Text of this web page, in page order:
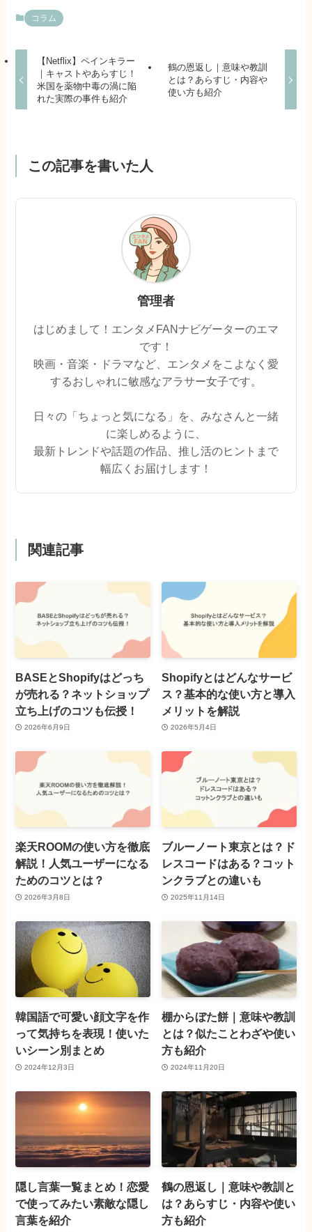
コラム
【Netflix】ペインキラー
｜キャストやあらすじ！
米国を薬物中毒の渦に陥
れた実際の事件も紹介
鶴の恩返し｜意味や教訓
とは？あらすじ・内容や
使い方も紹介
この記事を書いた人
管理者
はじめまして！エンタメFANナビゲーターのエマ
です！
映画・音楽・ドラマなど、エンタメをこよなく愛
するおしゃれに敏感なアラサー女子です。
日々の「ちょっと気になる」を、みなさんと一緒
に楽しめるように、
最新トレンドや話題の作品、推し活のヒントまで
幅広くお届けします！
関連記事
BASEとShopifyはどっち
が売れる？ネットショップ
立ち上げのコツも伝授！
2026年6月9日
Shopifyとはどんなサービ
ス？基本的な使い方と導入
メリットを解説
2026年5月4日
楽天ROOMの使い方を徹底
解説！人気ユーザーになる
ためのコツとは？
2026年3月8日
ブルーノート東京とは？ド
レスコードはある？コット
ンクラブとの違いも
2025年11月14日
韓国語で可愛い顔文字を作
って気持ちを表現！使いた
いシーン別まとめ
2024年12月3日
棚からぼた餅｜意味や教訓
とは？似たことわざや使い
方も紹介
2024年11月20日
隠し言葉一覧まとめ！恋愛
で使ってみたい素敵な隠し
言葉を紹介
鶴の恩返し｜意味や教訓と
は？あらすじ・内容や使い
方も紹介